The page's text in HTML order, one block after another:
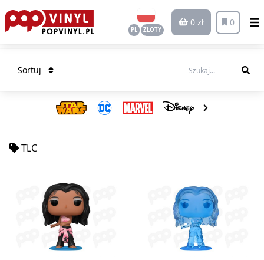
PL ZŁOTY
0 zł 0
Sortuj
TLC